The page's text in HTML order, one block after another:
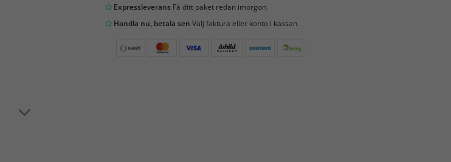
ExpressleveransFå ditt paket redan imorgon.
Handla nu, betala sen Välj faktura eller konto i kassan.